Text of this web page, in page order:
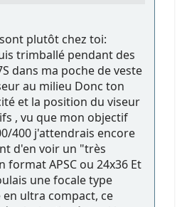
plutôt chez toi:
trimballé pendant des
dans ma poche de veste
au milieu Donc ton
et la position du viseur
, vu que mon objectif
400 j'attendrais encore
d'en voir un "très
format APSC ou 24x36 Et
une focale type
ultra compact, ce